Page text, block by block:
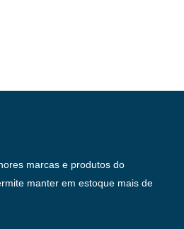
marcas e produtos do
manter em estoque mais de